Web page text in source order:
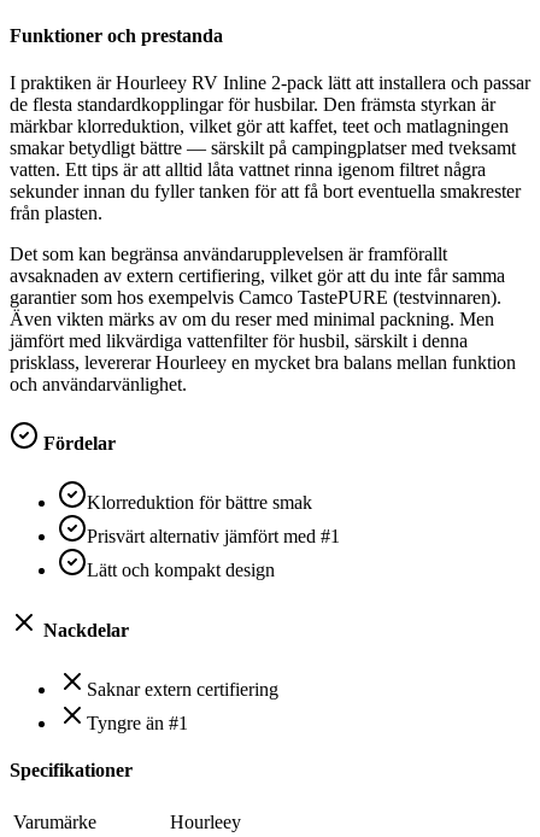
Funktioner och prestanda
I praktiken är Hourleey RV Inline 2-pack lätt att installera och passar
de flesta standardkopplingar för husbilar. Den främsta styrkan är
märkbar klorreduktion, vilket gör att kaffet, teet och matlagningen
smakar betydligt bättre — särskilt på campingplatser med tveksamt
vatten. Ett tips är att alltid låta vattnet rinna igenom filtret några
sekunder innan du fyller tanken för att få bort eventuella smakrester
från plasten.
Det som kan begränsa användarupplevelsen är framförallt
avsaknaden av extern certifiering, vilket gör att du inte får samma
garantier som hos exempelvis Camco TastePURE (testvinnaren).
Även vikten märks av om du reser med minimal packning. Men
jämfört med likvärdiga vattenfilter för husbil, särskilt i denna
prisklass, levererar Hourleey en mycket bra balans mellan funktion
och användarvänlighet.
Fördelar
Klorreduktion för bättre smak
Prisvärt alternativ jämfört med #1
Lätt och kompakt design
Nackdelar
Saknar extern certifiering
Tyngre än #1
Specifikationer
Varumärke ‎Hourleey